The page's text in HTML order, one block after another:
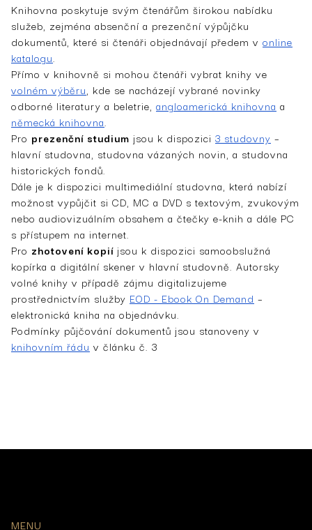
Knihovna poskytuje svým čtenářům širokou nabídku
služeb, zejména absenční a prezenční výpůjčku
dokumentů, které si čtenáři objednávají předem v online
katalogu.
Přímo v knihovně si mohou čtenáři vybrat knihy ve
volném výběru, kde se nacházejí vybrané novinky
odborné literatury a beletrie, angloamerická knihovna a
německá knihovna.
Pro prezenční studium jsou k dispozici 3 studovny –
hlavní studovna, studovna vázaných novin, a studovna
historických fondů.
Dále je k dispozici multimediální studovna, která nabízí
možnost vypůjčit si CD, MC a DVD s textovým, zvukovým
nebo audiovizuálním obsahem a čtečky e-knih a dále PC
s přístupem na internet.
Pro zhotovení kopií jsou k dispozici samoobslužná
kopírka a digitální skener v hlavní studovně. Autorsky
volné knihy v případě zájmu digitalizujeme
prostřednictvím služby EOD - Ebook On Demand –
elektronická kniha na objednávku.
Podmínky půjčování dokumentů jsou stanoveny v
knihovním řádu v článku č. 3
MENU